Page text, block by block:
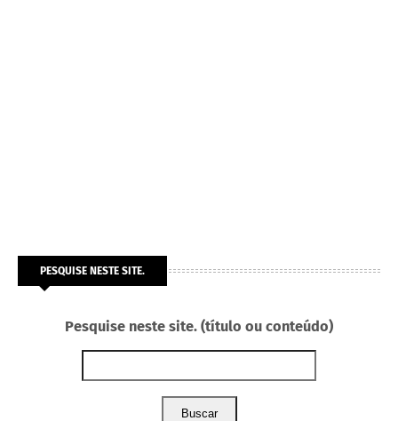
PESQUISE NESTE SITE.
Pesquise neste site. (título ou conteúdo)
Buscar